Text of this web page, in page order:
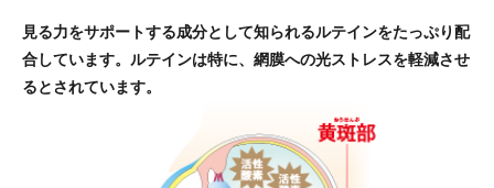
見る力をサポートする成分として知られるルテインをたっぷり配
合しています。ルテインは特に、網膜への光ストレスを軽減させ
るとされています。